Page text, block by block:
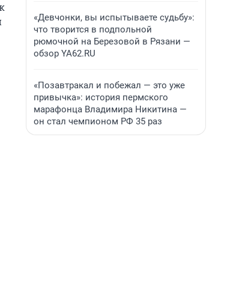
«Девчонки, вы испытываете судьбу»:
что творится в подпольной
рюмочной на Березовой в Рязани —
обзор YA62.RU
«Позавтракал и побежал — это уже
привычка»: история пермского
марафонца Владимира Никитина —
он стал чемпионом РФ 35 раз